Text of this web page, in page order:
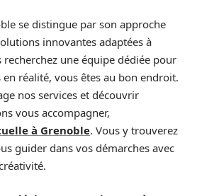
se distingue par son approche
innovantes adaptées à
une équipe dédiée pour
réalité, vous êtes au bon endroit.
nos services et découvrir
vous accompagner,
à Grenoble. Vous y trouverez
guider dans vos démarches avec